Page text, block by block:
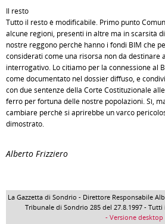
Il resto
Tutto il resto è modificabile. Primo punto
alcune regioni, presenti in altre ma in scarsità
nostre reggono perchè hanno i fondi BIM che
considerati come una risorsa non da destinare
interrogativo. Lo citiamo per la connessione al
come documentato nel dossier diffuso, e
con due sentenze della Corte Costituzionale
ferro per fortuna delle nostre popolazioni. Sì,
cambiare perchè si aprirebbe un varco
dimostrato.
Alberto Frizziero
La Gazzetta di Sondrio - Direttore Responsabile
Tribunale di Sondrio 285 del 27.8.1997 -
- Versione desktop